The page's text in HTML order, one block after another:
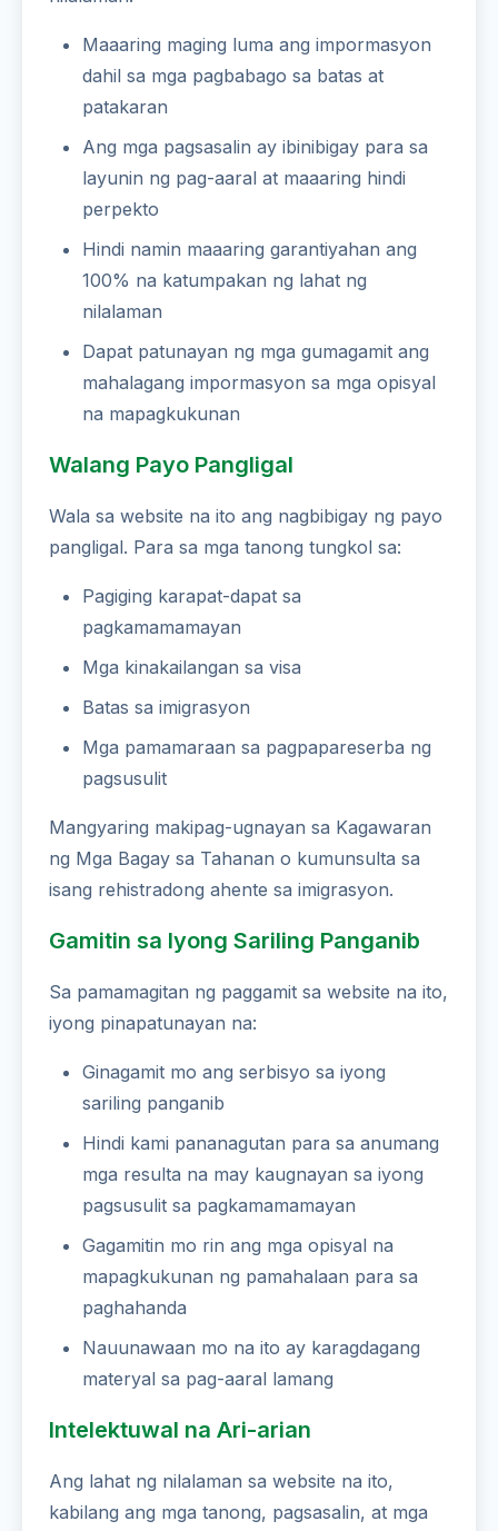
Maaaring maging luma ang impormasyon
dahil sa mga pagbabago sa batas at
patakaran
Ang mga pagsasalin ay ibinibigay para sa
layunin ng pag-aaral at maaaring hindi
perpekto
Hindi namin maaaring garantiyahan ang
100% na katumpakan ng lahat ng
nilalaman
Dapat patunayan ng mga gumagamit ang
mahalagang impormasyon sa mga opisyal
na mapagkukunan
Walang Payo Pangligal
Wala sa website na ito ang nagbibigay ng payo
pangligal. Para sa mga tanong tungkol sa:
Pagiging karapat-dapat sa
pagkamamamayan
Mga kinakailangan sa visa
Batas sa imigrasyon
Mga pamamaraan sa pagpapareserba ng
pagsusulit
Mangyaring makipag-ugnayan sa Kagawaran
ng Mga Bagay sa Tahanan o kumunsulta sa
isang rehistradong ahente sa imigrasyon.
Gamitin sa Iyong Sariling Panganib
Sa pamamagitan ng paggamit sa website na ito,
iyong pinapatunayan na:
Ginagamit mo ang serbisyo sa iyong
sariling panganib
Hindi kami pananagutan para sa anumang
mga resulta na may kaugnayan sa iyong
pagsusulit sa pagkamamamayan
Gagamitin mo rin ang mga opisyal na
mapagkukunan ng pamahalaan para sa
paghahanda
Nauunawaan mo na ito ay karagdagang
materyal sa pag-aaral lamang
Intelektuwal na Ari-arian
Ang lahat ng nilalaman sa website na ito,
kabilang ang mga tanong, pagsasalin, at mga